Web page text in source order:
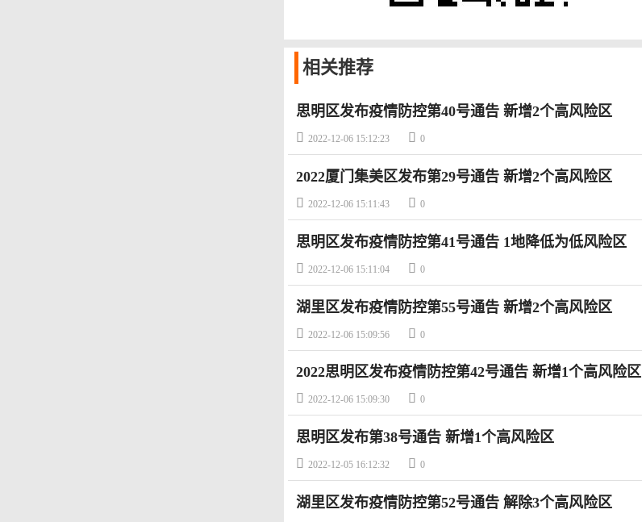
相关推荐
思明区发布疫情防控第40号通告 新增2个高风险区
 2022-12-06 15:12:23  0
2022厦门集美区发布第29号通告 新增2个高风险区
 2022-12-06 15:11:43  0
思明区发布疫情防控第41号通告 1地降低为低风险区
 2022-12-06 15:11:04  0
湖里区发布疫情防控第55号通告 新增2个高风险区
 2022-12-06 15:09:56  0
2022思明区发布疫情防控第42号通告 新增1个高风险区
 2022-12-06 15:09:30  0
思明区发布第38号通告 新增1个高风险区
 2022-12-05 16:12:32  0
湖里区发布疫情防控第52号通告 解除3个高风险区